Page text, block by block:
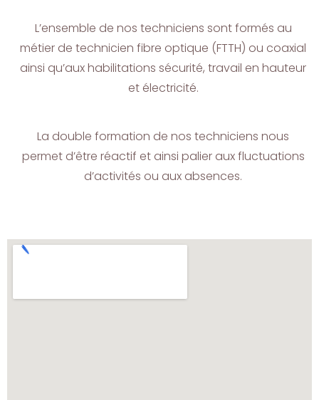
L’ensemble de nos techniciens sont formés au
métier de technicien fibre optique (FTTH) ou coaxial
ainsi qu’aux habilitations sécurité, travail en hauteur
et électricité.
La double formation de nos techniciens nous
permet d’être réactif et ainsi palier aux fluctuations
d’activités ou aux absences.